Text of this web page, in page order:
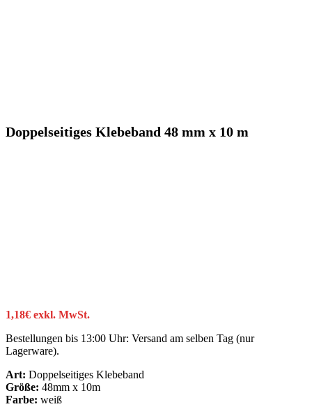
Doppelseitiges Klebeband 48 mm x 10 m
1,18€ exkl. MwSt.
Bestellungen bis 13:00 Uhr: Versand am selben Tag (nur
Lagerware).
Art: Doppelseitiges Klebeband
Größe: 48mm x 10m
Farbe: weiß